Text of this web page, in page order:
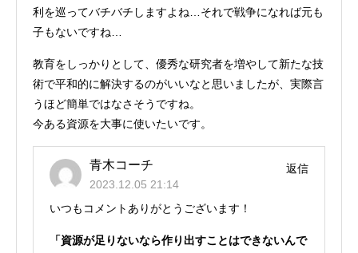
利を巡ってバチバチしますよね…それで戦争になれば元も
子もないですね…
教育をしっかりとして、優秀な研究者を増やして新たな技
術で平和的に解決するのがいいなと思いましたが、実際言
うほど簡単ではなさそうですね。
今ある資源を大事に使いたいです。
青木コーチ
2023.12.05 21:14
返信
いつもコメントありがとうございます！
「資源が足りないなら作り出すことはできないんで